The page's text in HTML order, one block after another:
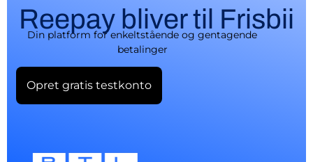
Reepay bliver til Frisbii
Din platform for enkeltstående og gentagende
betalinger
Opret gratis testkonto